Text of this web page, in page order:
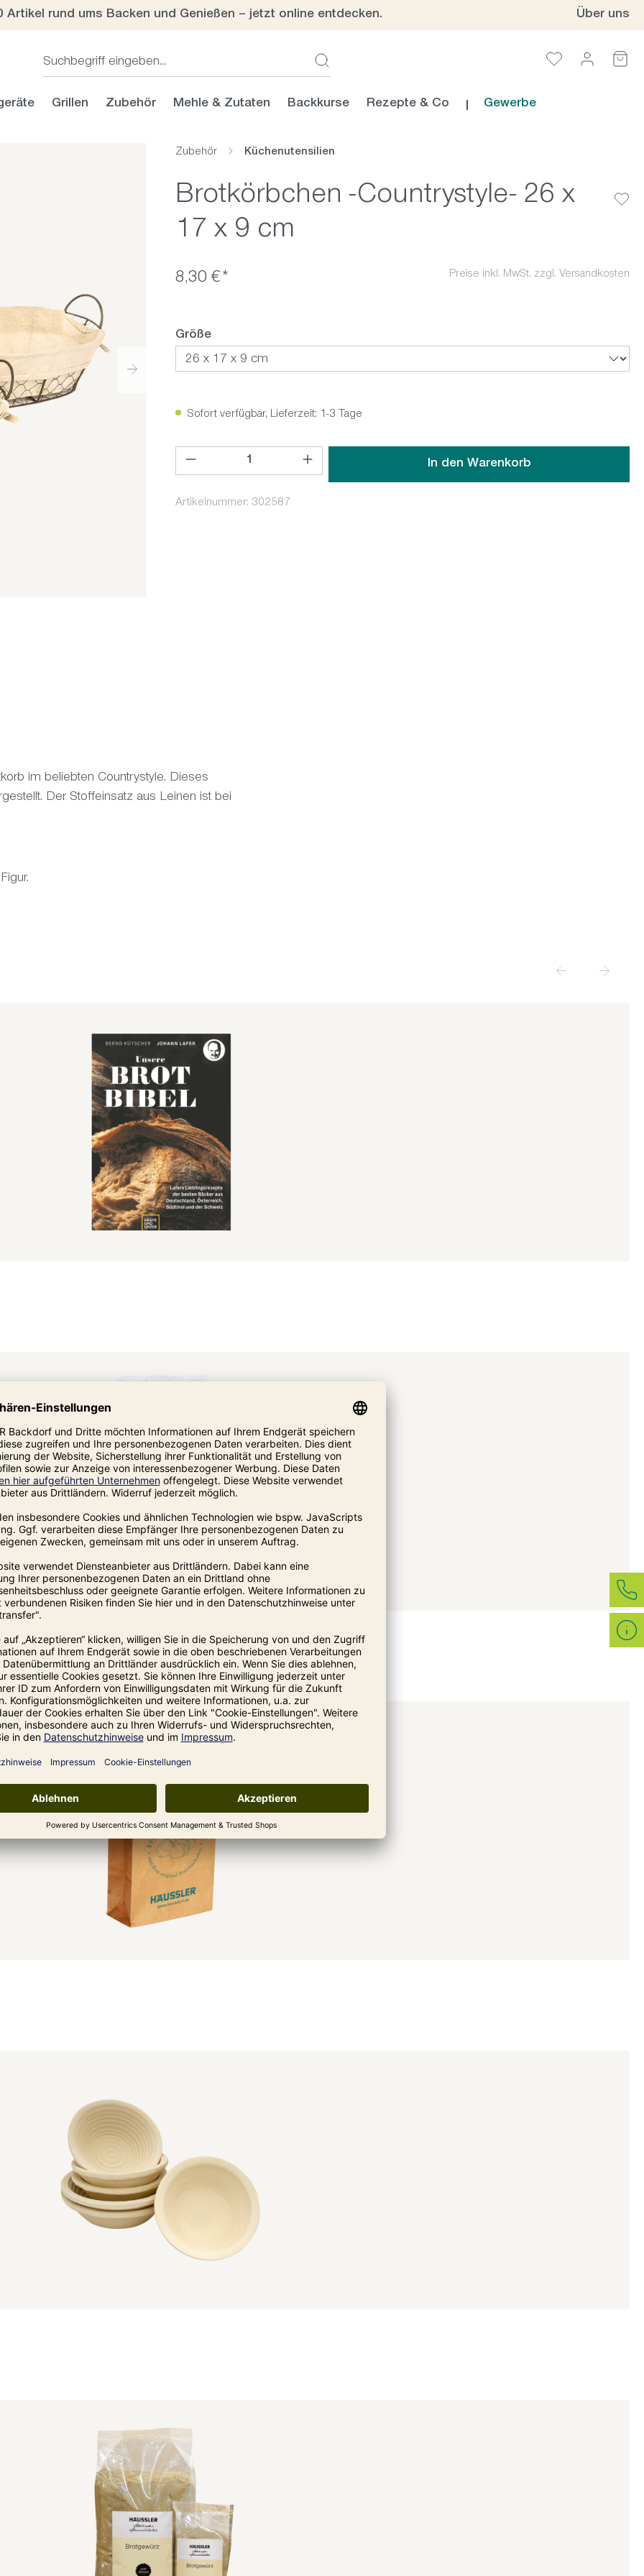
Artikel rund ums Backen und Genießen – jetzt online entdecken. Über uns
Grillen Zubehör Mehle & Zutaten Backkurse Rezepte & Co Gewerbe
Zubehör Küchenutensilien
Brotkörbchen -Countrystyle- 26 x
17 x 9 cm
8,30 €* Preise inkl. MwSt. zzgl. Versandkosten
Größeauswählen
Sofort verfügbar, Lieferzeit: 1-3 Tage
Produkt Anzahl: Gib den gewünschten Wert ein oder benutze die Schaltflächen um die
In den Warenkorb
Artikelnummer: 302587
im beliebten Countrystyle. Dieses
Der Stoffeinsatz aus Leinen ist bei